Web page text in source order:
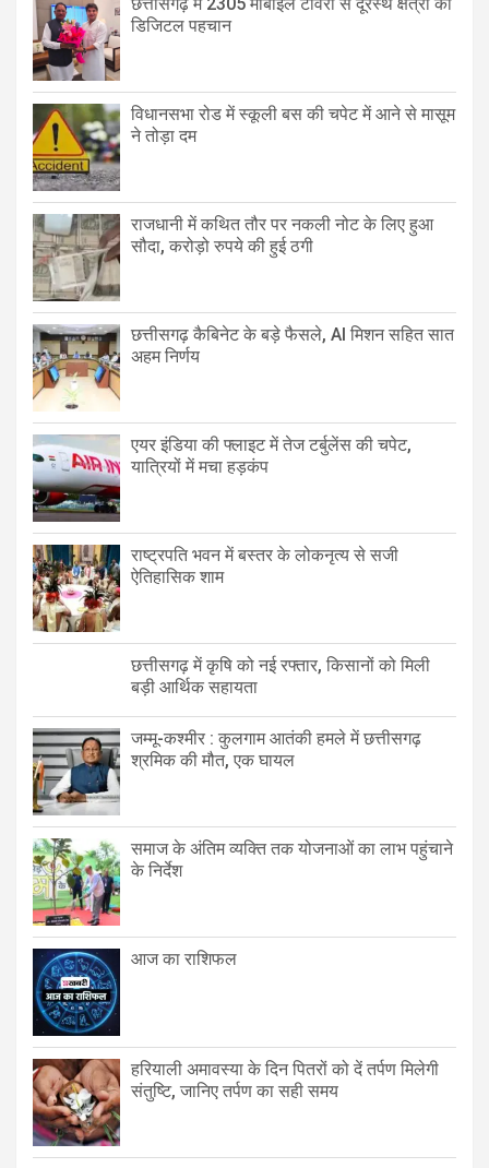
डिजिटल पहचान
विधानसभा रोड में स्कूली बस की चपेट में आने से मासूम
ने तोड़ा दम
राजधानी में कथित तौर पर नकली नोट के लिए हुआ
सौदा, करोड़ो रुपये की हुई ठगी
छत्तीसगढ़ कैबिनेट के बड़े फैसले, AI मिशन सहित सात
अहम निर्णय
एयर इंडिया की फ्लाइट में तेज टर्बुलेंस की चपेट,
यात्रियों में मचा हड़कंप
राष्ट्रपति भवन में बस्तर के लोकनृत्य से सजी
ऐतिहासिक शाम
छत्तीसगढ़ में कृषि को नई रफ्तार, किसानों को मिली
बड़ी आर्थिक सहायता
जम्मू-कश्मीर : कुलगाम आतंकी हमले में छत्तीसगढ़
श्रमिक की मौत, एक घायल
समाज के अंतिम व्यक्ति तक योजनाओं का लाभ पहुंचाने
के निर्देश
आज का राशिफल
हरियाली अमावस्या के दिन पितरों को दें तर्पण मिलेगी
संतुष्टि, जानिए तर्पण का सही समय